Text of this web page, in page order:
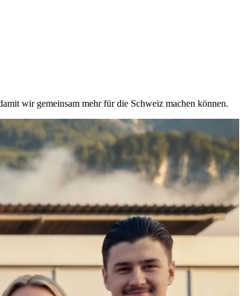
wir gemeinsam mehr für die Schweiz machen können.